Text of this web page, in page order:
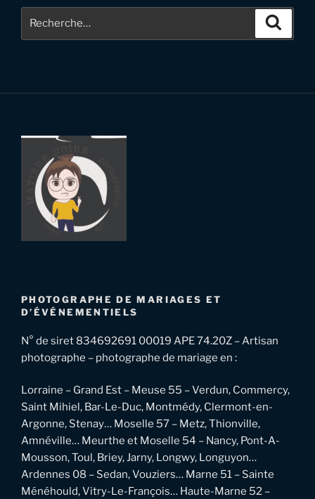
PHOTOGRAPHE DE MARIAGES ET
D’ÉVÉNEMENTIELS
N° de siret 834692691 00019 APE 74.20Z – Artisan
photographe – photographe de mariage en :
Lorraine – Grand Est – Meuse 55 – Verdun, Commercy,
Saint Mihiel, Bar-Le-Duc, Montmédy, Clermont-en-
Argonne, Stenay… Moselle 57 – Metz, Thionville,
Amnéville… Meurthe et Moselle 54 – Nancy, Pont-A-
Mousson, Toul, Briey, Jarny, Longwy, Longuyon…
Ardennes 08 – Sedan, Vouziers… Marne 51 – Sainte
Ménéhould, Vitry-Le-François… Haute-Marne 52 –